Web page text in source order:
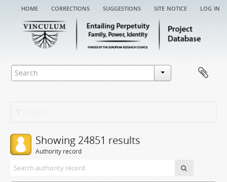
home corrections suggestions site notice log in
Showing 24851 results
Authority record